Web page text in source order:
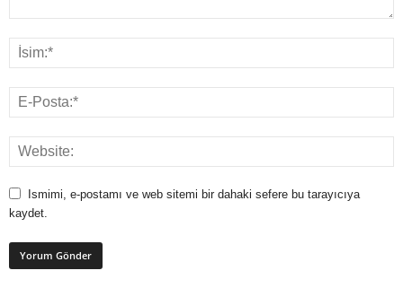
Ismimi, e-postamı ve web sitemi bir dahaki sefere bu tarayıcıya
kaydet.